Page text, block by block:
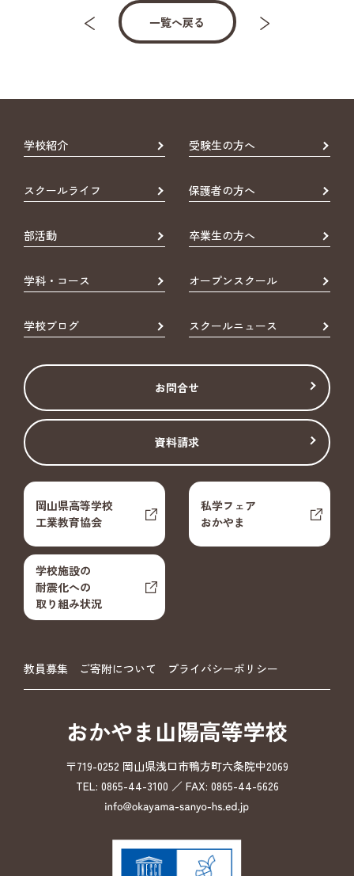
一覧へ戻る
学校紹介 受験生の方へ
スクールライフ 保護者の方へ
部活動 卒業生の方へ
学科・コース オープンスクール
学校ブログ スクールニュース
お問合せ
資料請求
岡山県高等学校
工業教育協会
私学フェア
おかやま
学校施設の
耐震化への
取り組み状況
教員募集 ご寄附について プライバシーポリシー
おかやま山陽高等学校
〒719-0252 岡山県浅口市鴨方町六条院中2069
TEL: 0865-44-3100 ／ FAX: 0865-44-6626